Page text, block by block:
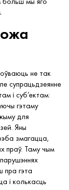
не так
супрацьдзеянне
і суб’ектам:
гэтаму
для
Яны
змагацца,
праў. Таму чым
пра гэта
і колькасць